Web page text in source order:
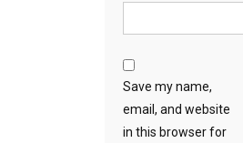
Save my name,
email, and website
in this browser for